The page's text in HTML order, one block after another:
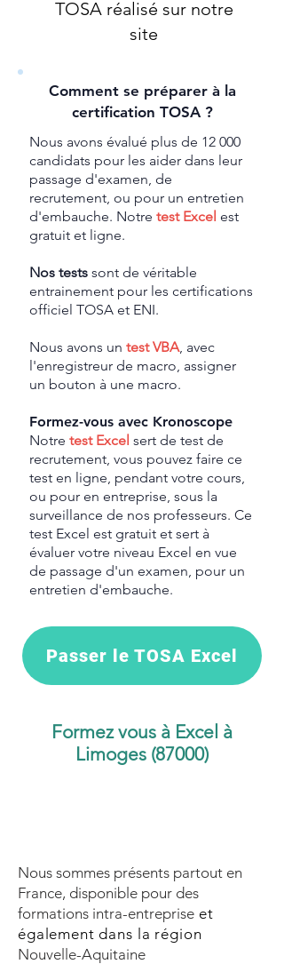
TOSA réalisé sur notre
site
Comment se préparer à la
certification TOSA ?
Nous avons évalué plus de 12 000
candidats pour les aider dans leur
passage d'examen, de
recrutement, ou pour un entretien
d'embauche. Notre test Excel est
gratuit et ligne.
Nos tests sont de véritable
entrainement pour les certifications
officiel TOSA et ENI.
Nous avons un test VBA, avec
l'enregistreur de macro, assigner
un bouton à une macro.
Formez-vous avec Kronoscope
Notre test Excel sert de test de
recrutement, vous pouvez faire ce
test en ligne, pendant votre cours,
ou pour en entreprise, sous la
surveillance de nos professeurs. Ce
test Excel est gratuit et sert à
évaluer votre niveau Excel en vue
de passage d'un examen, pour un
entretien d'embauche.
Passer le TOSA Excel
Formez vous à Excel à
Limoges (87000)
Nous sommes présents partout en
France, disponible pour des
formations intra-entreprise et
également dans la région
Nouvelle-Aquitaine